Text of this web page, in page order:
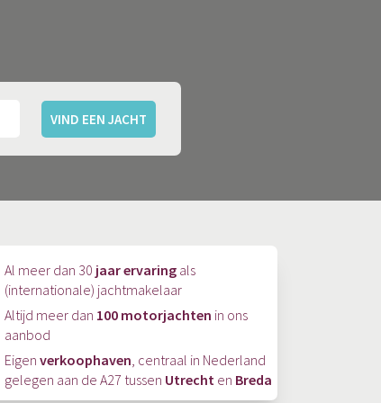
VIND EEN JACHT
Al meer dan 30 jaar ervaringals
(internationale) jachtmakelaar
Altijd meer dan 100 motorjachten in ons
aanbod
Eigen verkoophaven, centraal in Nederland
gelegen aan de A27 tussen Utrechten Breda